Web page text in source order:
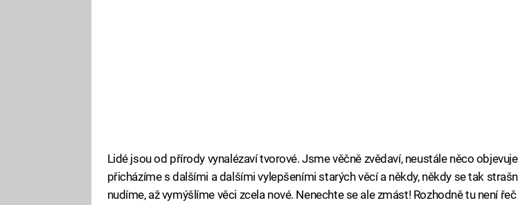
Lidé jsou od přírody vynalézaví tvorové. Jsme věčně zvědaví, neustále něco
přicházíme s dalšími a dalšími vylepšeními starých věcí a někdy, někdy se tak
nudíme, až vymýšlíme věci zcela nové. Nenechte se ale zmást! Rozhodně tu není